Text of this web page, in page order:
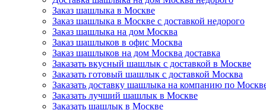
Заказ шашлыка в Москве
Заказ шашлыка в Москве с доставкой недорого
Заказ шашлыка на дом Москва
Заказ шашлыков в офис Москва
Заказ шашлыков на дом Москва доставка
Заказать вкусный шашлык с доставкой в Москве
Заказать готовый шашлык с доставкой Москва
Заказать доставку шашлыка на компанию по
Заказать лучший шашлык в Москве
Заказать шашлык в Москве